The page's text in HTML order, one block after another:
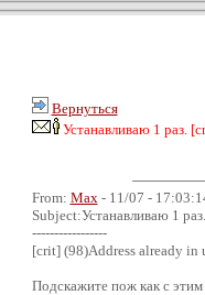
Вернуться
Устанавливаю 1 раз.
From: Max - 11/07 -
Subject:Устанавливаю 1
-----------------
[crit] (98)Address already
Подскажите пож как с этим